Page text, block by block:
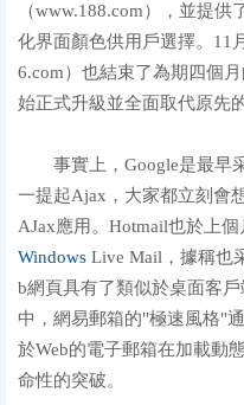
（www.188.com），並提
化界面顏色供用戶選擇。11
6.com）也結束了為期四個
始正式升級並全面取代原先
事實上，Google是最早采
一提起Ajax，大家都立刻會
AJax應用。Hotmail也於上
Windows Live Mail，據稱也
b網頁具有了類似於桌面客
中，網易郵箱的"極速風格"
於Web的電子郵箱在加載動
命性的突破。